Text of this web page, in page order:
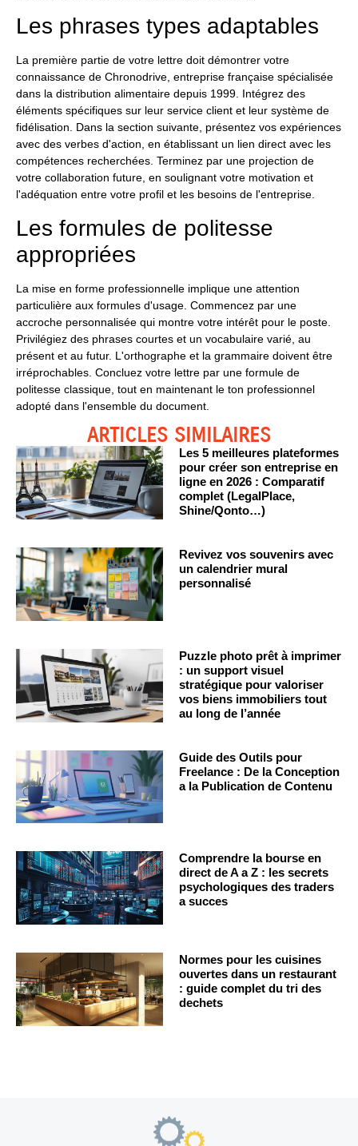
Les phrases types adaptables
La première partie de votre lettre doit démontrer votre
connaissance de Chronodrive, entreprise française spécialisée
dans la distribution alimentaire depuis 1999. Intégrez des
éléments spécifiques sur leur service client et leur système de
fidélisation. Dans la section suivante, présentez vos expériences
avec des verbes d'action, en établissant un lien direct avec les
compétences recherchées. Terminez par une projection de
votre collaboration future, en soulignant votre motivation et
l'adéquation entre votre profil et les besoins de l'entreprise.
Les formules de politesse
appropriées
La mise en forme professionnelle implique une attention
particulière aux formules d'usage. Commencez par une
accroche personnalisée qui montre votre intérêt pour le poste.
Privilégiez des phrases courtes et un vocabulaire varié, au
présent et au futur. L'orthographe et la grammaire doivent être
irréprochables. Concluez votre lettre par une formule de
politesse classique, tout en maintenant le ton professionnel
adopté dans l'ensemble du document.
ARTICLES SIMILAIRES
Les 5 meilleures plateformes
pour créer son entreprise en
ligne en 2026 : Comparatif
complet (LegalPlace,
Shine/Qonto…)
Revivez vos souvenirs avec
un calendrier mural
personnalisé
Puzzle photo prêt à imprimer
: un support visuel
stratégique pour valoriser
vos biens immobiliers tout
au long de l’année
Guide des Outils pour
Freelance : De la Conception
a la Publication de Contenu
Comprendre la bourse en
direct de A a Z : les secrets
psychologiques des traders
a succes
Normes pour les cuisines
ouvertes dans un restaurant
: guide complet du tri des
dechets